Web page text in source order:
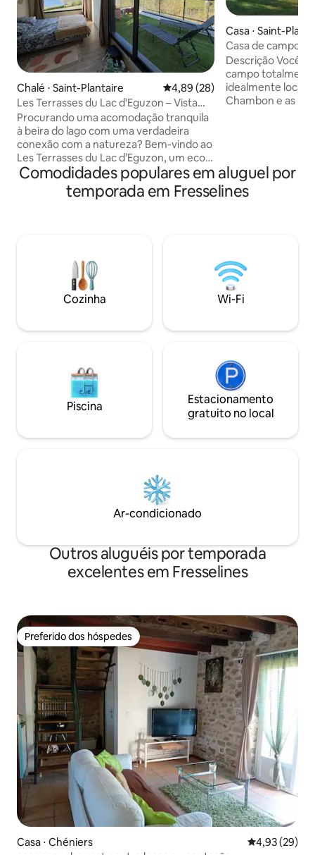
Chalé ⋅ Saint-Plantaire 4,89 de uma avaliação média
4,89 (28)
Les Terrasses du Lac d'Eguzon – Vista
para o lago
Procurando uma acomodação tranquila
à beira do lago com uma verdadeira
conexão com a natureza? Bem-vindo ao
Les Terrasses du Lac d’Eguzon, um eco
lodge iluminado e arejado localizado em
1 Plage de Fougères, na comuna de
Saint-Plantaire (36190), bem em frente
escapada na natureza sem estresse
para um fim de semana ou para suas
próximas férias.
Casa ⋅ Saint-
Casa de campo
Descrição Você
campo
idealmente
Chambon e as
TV - 2 quartos no
um com uma
cama de 90 cm
Comodidades populares em aluguel por
temporada em Fresselines
Cozinha Wi-Fi
Piscina
Estacionamento
gratuito no local
Ar-condicionado
Outros aluguéis por temporada
excelentes em Fresselines
Preferido dos hóspedes
Preferido dos hóspedes
Casa ⋅ Chéniers 4,93 de uma
4,93 (29)